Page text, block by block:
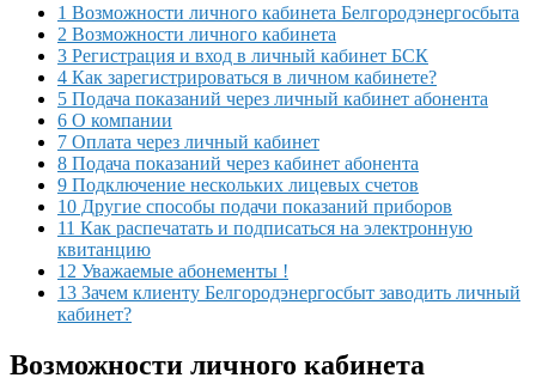
1 Возможности личного кабинета Белгородэнергосбыта
2 Возможности личного кабинета
3 Регистрация и вход в личный кабинет БСК
4 Как зарегистрироваться в личном кабинете?
5 Подача показаний через личный кабинет абонента
6 О компании
7 Оплата через личный кабинет
8 Подача показаний через кабинет абонента
9 Подключение нескольких лицевых счетов
10 Другие способы подачи показаний приборов
11 Как распечатать и подписаться на электронную
квитанцию
12 Уважаемые абонементы !
13 Зачем клиенту Белгородэнергосбыт заводить личный
кабинет?
Возможности личного кабинета